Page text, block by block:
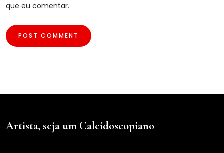
que eu comentar.
Artista, seja um Caleidoscopiano